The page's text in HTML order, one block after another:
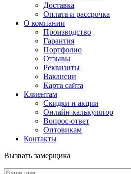
Доставка
Оплата и рассрочка
О компании
Производство
Гарантия
Портфолио
Отзывы
Реквизиты
Вакансии
Карта сайта
Клиентам
Скидки и акции
Онлайн-калькулятор
Вопрос-ответ
Оптовикам
Контакты
Вызвать замерщика